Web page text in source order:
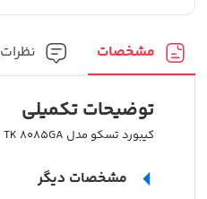
مشخصات نظرات
توضیحات تکمیلی
کیبورد تسکو مدل TK 8085GA
مشخصات دیگر